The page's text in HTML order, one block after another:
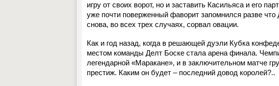
игру от своих ворот, но и заставить Касильяса и его
уже почти поверженный фаворит запомнился разве
снова, во всех трех случаях, сорвал овации.
Как и год назад, когда в решающей дуэли Кубка
местом команды Делт Боске стала арена финала.
легендарной «Маракане», и в заключительном матче
престиж. Каким он будет – последний довод королей?..